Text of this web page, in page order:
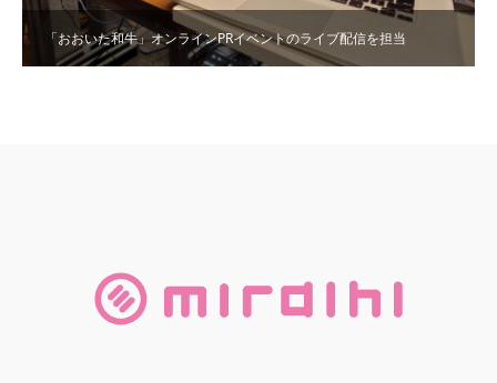
「おおいた和牛」オンラインPRイベントのライブ配信を担当